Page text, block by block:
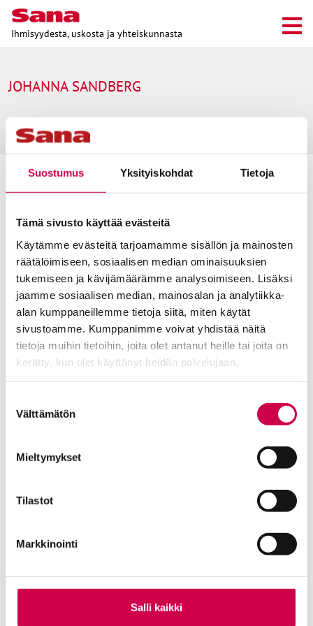
Suostumus Yksityiskohdat Tietoja
Tämä sivusto käyttää evästeitä
Käytämme evästeitä tarjoamamme sisällön ja mainosten
räätälöimiseen, sosiaalisen median ominaisuuksien
tukemiseen ja kävijämäärämme analysoimiseen. Lisäksi
jaamme sosiaalisen median, mainosalan ja analytiikka-
alan kumppaneillemme tietoja siitä, miten käytät
sivustoamme. Kumppanimme voivat yhdistää näitä
tietoja muihin tietoihin, joita olet antanut heille tai joita on
kerätty, kun olet käyttänyt heidän palvelujaan.
valinta
Välttämätön
Mieltymykset
Tilastot
Markkinointi
Salli kaikki
Ihmisyydestä, uskosta ja yhteiskunnasta
JOHANNA SANDBERG
Toimitus
Yhteystiedot
Postiosoite
PL 48, 08101 LOHJA
Kust
antaja ja j ulkaisija Kansan Raamattuseuran Säätiö sr
Tilaajapalvelu
Sana-lehden kampanjat
Kestotilaajan edut
Tilaajapalvelu
Ole meihin yhteydessä
Lähetä juttuvinkki
Palaute toimitukselle